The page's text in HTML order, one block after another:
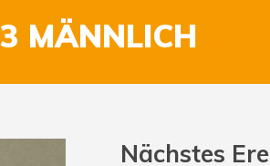
MÄNNLICH
Nächstes